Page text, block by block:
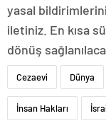
yasal
iletiniz. En kısa
dönüş
Cezaevi Dünya
İnsan Hakları